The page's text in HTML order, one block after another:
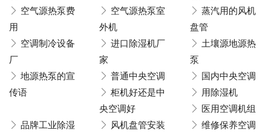
空气源热泵费
用
空气源热泵室
外机
蒸汽用的风机
盘管
空调制冷设备
厂
进口除湿机厂
家
土壤源地源热
泵
地源热泵的宣
传语
普通中央空调
国内中央空调
柜机好还是中
央空调好
用除湿机
医用空调机组
品牌工业除湿
风机盘管安装
维修保养空调